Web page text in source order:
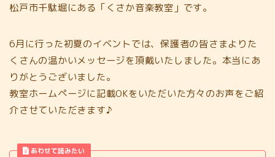
松戸市千駄堀にある「くさか音楽教室」です。
6月に行った初夏のイベントでは、保護者の皆さまよりた
くさんの温かいメッセージを頂戴いたしました。本当にあ
りがとうございました。
教室ホームページに記載OKをいただいた方々のお声をご紹
介させていただきます♪